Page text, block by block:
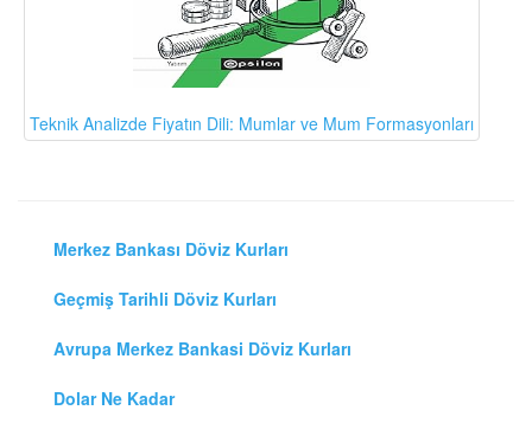
Teknik Analizde Fiyatın Dili: Mumlar ve Mum Formasyonları
Merkez Bankası Döviz Kurları
Geçmiş Tarihli Döviz Kurları
Avrupa Merkez Bankasi Döviz Kurları
Dolar Ne Kadar